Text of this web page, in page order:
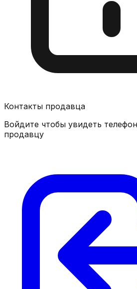
Контакты продавца
Войдите чтобы увидеть
продавцу